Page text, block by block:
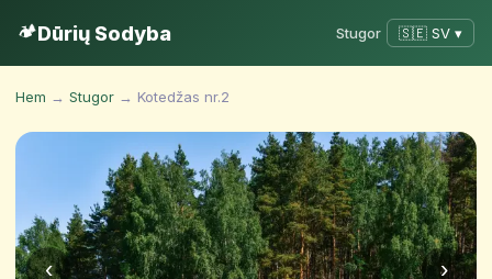
🏕️Dūrių Sodyba Stugor 🇸🇪 SV ▾
Hem → Stugor → Kotedžas nr.2
‹ ›